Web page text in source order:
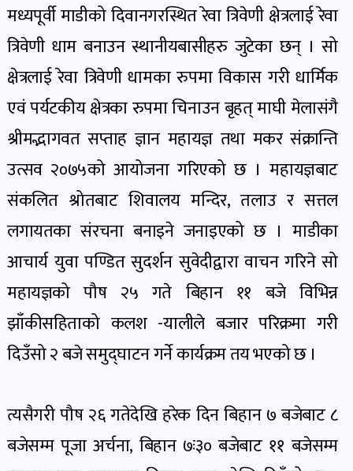
कृषि
र
पोष्ट
पर्यटन
खबर
पोष्ट
खबर
पोष्ट
बिपद-
खेल
मध्यपूर्वी माडीको दिवानगरस्थित रेवा त्रिवेणी क्षेत्रलाई रेवा
त्रिवेणी धाम बनाउन स्थानीयबासीहरु जुटेका छन् । सो
क्षेत्रलाई रेवा त्रिवेणी धामका रुपमा विकास गरी धार्मिक
एवं पर्यटकीय क्षेत्रका रुपमा चिनाउन बृहत् माघी मेलासंगै
श्रीमद्भागवत सप्ताह ज्ञान महायज्ञ तथा मकर संक्रान्ति
उत्सव २०७५को आयोजना गरिएको छ । महायज्ञबाट
संकलित श्रोतबाट शिवालय मन्दिर, तलाउ र सत्तल
लगायतका संरचना बनाइने जनाइएको छ । माडीका
आचार्य युवा पण्डित सुदर्शन सुवेदीद्वारा वाचन गरिने सो
महायज्ञको पौष २५ गते बिहान ११ बजे विभिन्न
झाँकीसहिताको कलश -यालीले बजार परिक्रमा गरी
दिउँसो २ बजे समुद्घाटन गर्ने कार्यक्रम तय भएको छ ।
त्यसैगरी पौष २६ गतेदेखि हरेक दिन बिहान ७ बजेबाट ८
बजेसम्म पूजा अर्चना, बिहान ७ः३० बजेबाट ११ बजेसम्म